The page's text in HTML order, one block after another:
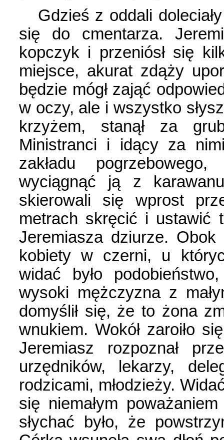
Gdzieś z oddali
się do cmentarza.
kopczyk i przeniósł się
miejsce, akurat zdąży
będzie mógł zająć
w oczy, ale i wszystko
krzyżem, stanął za
Ministranci i idący za
zakładu
wyciągnąć ją z
skierowali się wprost
metrach skręcić i ustawić
Jeremiasza dziurze.
kobiety w czerni, u
widać było
wysoki mężczyzna z
domyślił się, że to żona
wnukiem. Wokół zaroiło
Jeremiasz rozpoznał
urzędników, lekarzy,
rodzicami, młodzieży.
się niemałym
słychać było, że